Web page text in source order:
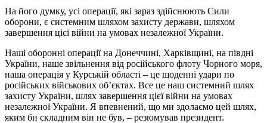
На його думку, усі операції, які зараз здійснюють Сили
оборони, є системним шляхом захисту держави, шляхом
завершення цієї війни на умовах незалежної України.
Наші оборонні операції на Донеччині, Харківщині, на півдні
України, наше звільнення від російського флоту Чорного моря,
наша операція у Курській області – це щоденні удари по
російських військових об’єктах. Все це наш системний шлях
захисту України, шлях завершення цієї війни на умовах
незалежної України. Я впевнений, що ми здолаємо цей шлях,
яким би складним він не був, – резюмував президент.